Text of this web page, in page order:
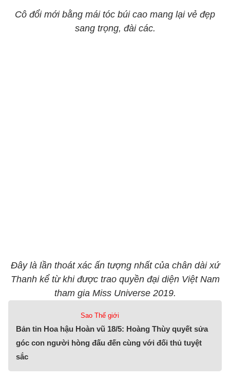
Cô đổi mới bằng mái tóc búi cao mang lại vẻ đẹp
sang trọng, đài các.
Đây là lần thoát xác ấn tượng nhất của chân dài xứ
Thanh kể từ khi được trao quyền đại diện Việt Nam
tham gia Miss Universe 2019.
Sao Thế giới
Bản tin Hoa hậu Hoàn vũ 18/5: Hoàng Thùy quyết sửa
góc con người hòng đấu đến cùng với đối thủ tuyệt
sắc